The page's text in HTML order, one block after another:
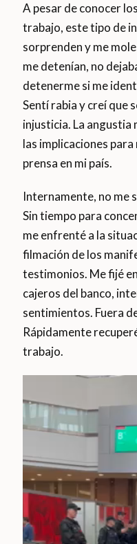
A pesar de conocer
trabajo, este tipo de
sorprenden y me
me detenían, no
detenerme si me
Sentí rabia y creí que
injusticia. La angustia
las implicaciones
prensa en mi país.
Internamente, no me
Sin tiempo para
me enfrenté a la
filmación de los
testimonios. Me fijé
cajeros del banco,
sentimientos. Fuera
Rápidamente
trabajo.